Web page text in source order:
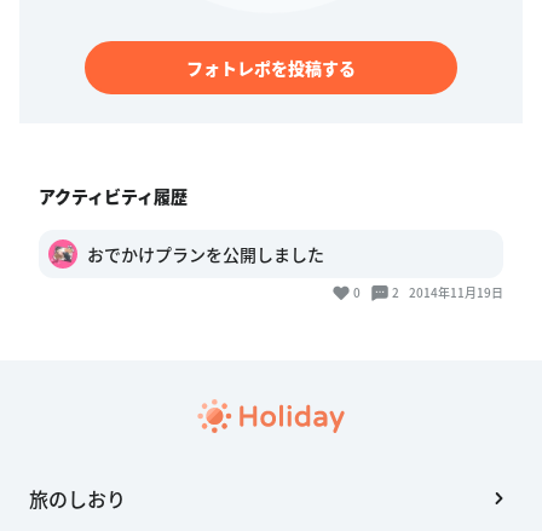
フォトレポを投稿する
アクティビティ履歴
おでかけプランを公開しました
0 2 2014年11月19日
旅のしおり